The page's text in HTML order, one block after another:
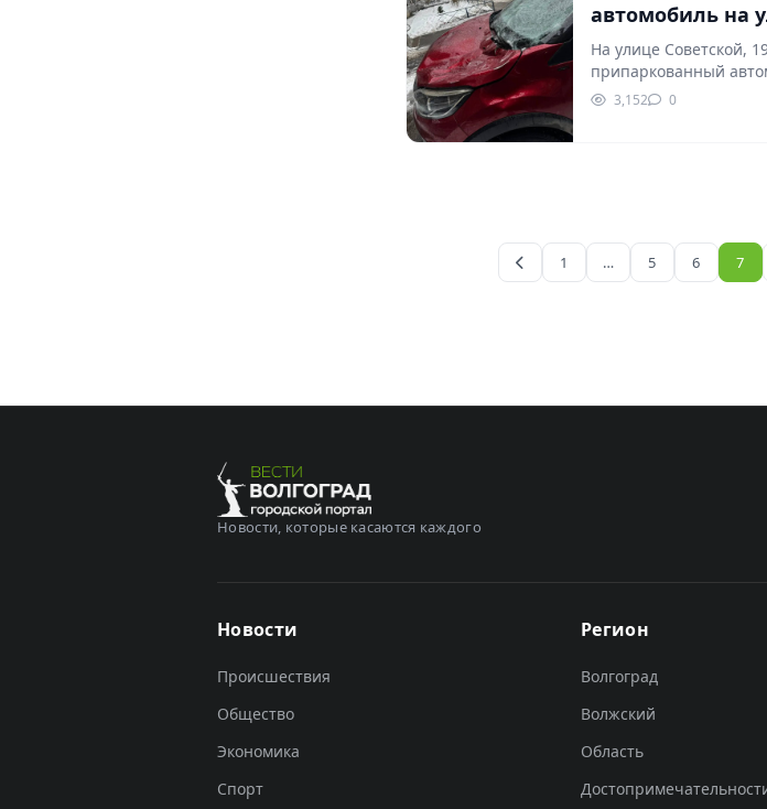
автомобиль на
На улице Советской,
припаркованный
предварительной…
3,152 0
1 … 5 6 7
Новости, которые касаются каждого
Новости
Происшествия
Общество
Экономика
Спорт
Регион
Волгоград
Волжский
Область